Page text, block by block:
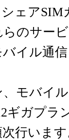
ェアSIM
のサー
イル通
モバイ
ギガプ
行いま